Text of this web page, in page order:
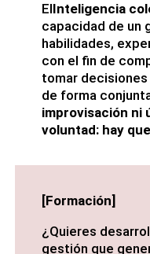
ElInteligencia
capacidad de un
habilidades,
con el fin de
tomar
de forma
improvisación ni
voluntad: hay
[Formación]
¿Quieres
gestión que